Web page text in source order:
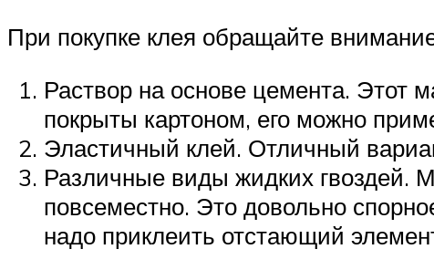
При покупке клея обращайте
Раствор на основе цемента. Этот
покрыты картоном, его можно
Эластичный клей. Отличный
Различные виды жидких гвоздей.
повсеместно. Это довольно
надо приклеить отстающий